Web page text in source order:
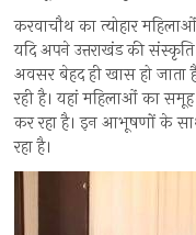
करवाचौथ का त्योहार
यदि अपने उत्तराखंड की
अवसर बेहद ही खास हो जाता
रही है। यहां महिलाओं का
कर रहा है। इन आभूषणों के
रहा है।